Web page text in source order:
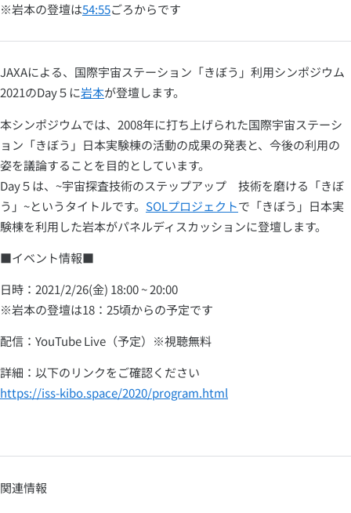
※岩本の登壇は54:55ごろからです
JAXAによる、国際宇宙ステーション「きぼう」利用シンポジウム
2021のDay５に岩本が登壇します。
本シンポジウムでは、2008年に打ち上げられた国際宇宙ステーシ
ョン「きぼう」日本実験棟の活動の成果の発表と、今後の利用の
姿を議論することを目的としています。
Day５は、~宇宙探査技術のステップアップ 技術を磨ける「きぼ
う」~というタイトルです。 SOLプロジェクトで「きぼう」日本実
験棟を利用した岩本がパネルディスカッションに登壇します。
■イベント情報■
日時：2021/2/26(金) 18:00 ~ 20:00
※岩本の登壇は18：25頃からの予定です
配信：YouTube Live（予定）※視聴無料
詳細：以下のリンクをご確認ください
https://iss-kibo.space/2020/program.html
関連情報